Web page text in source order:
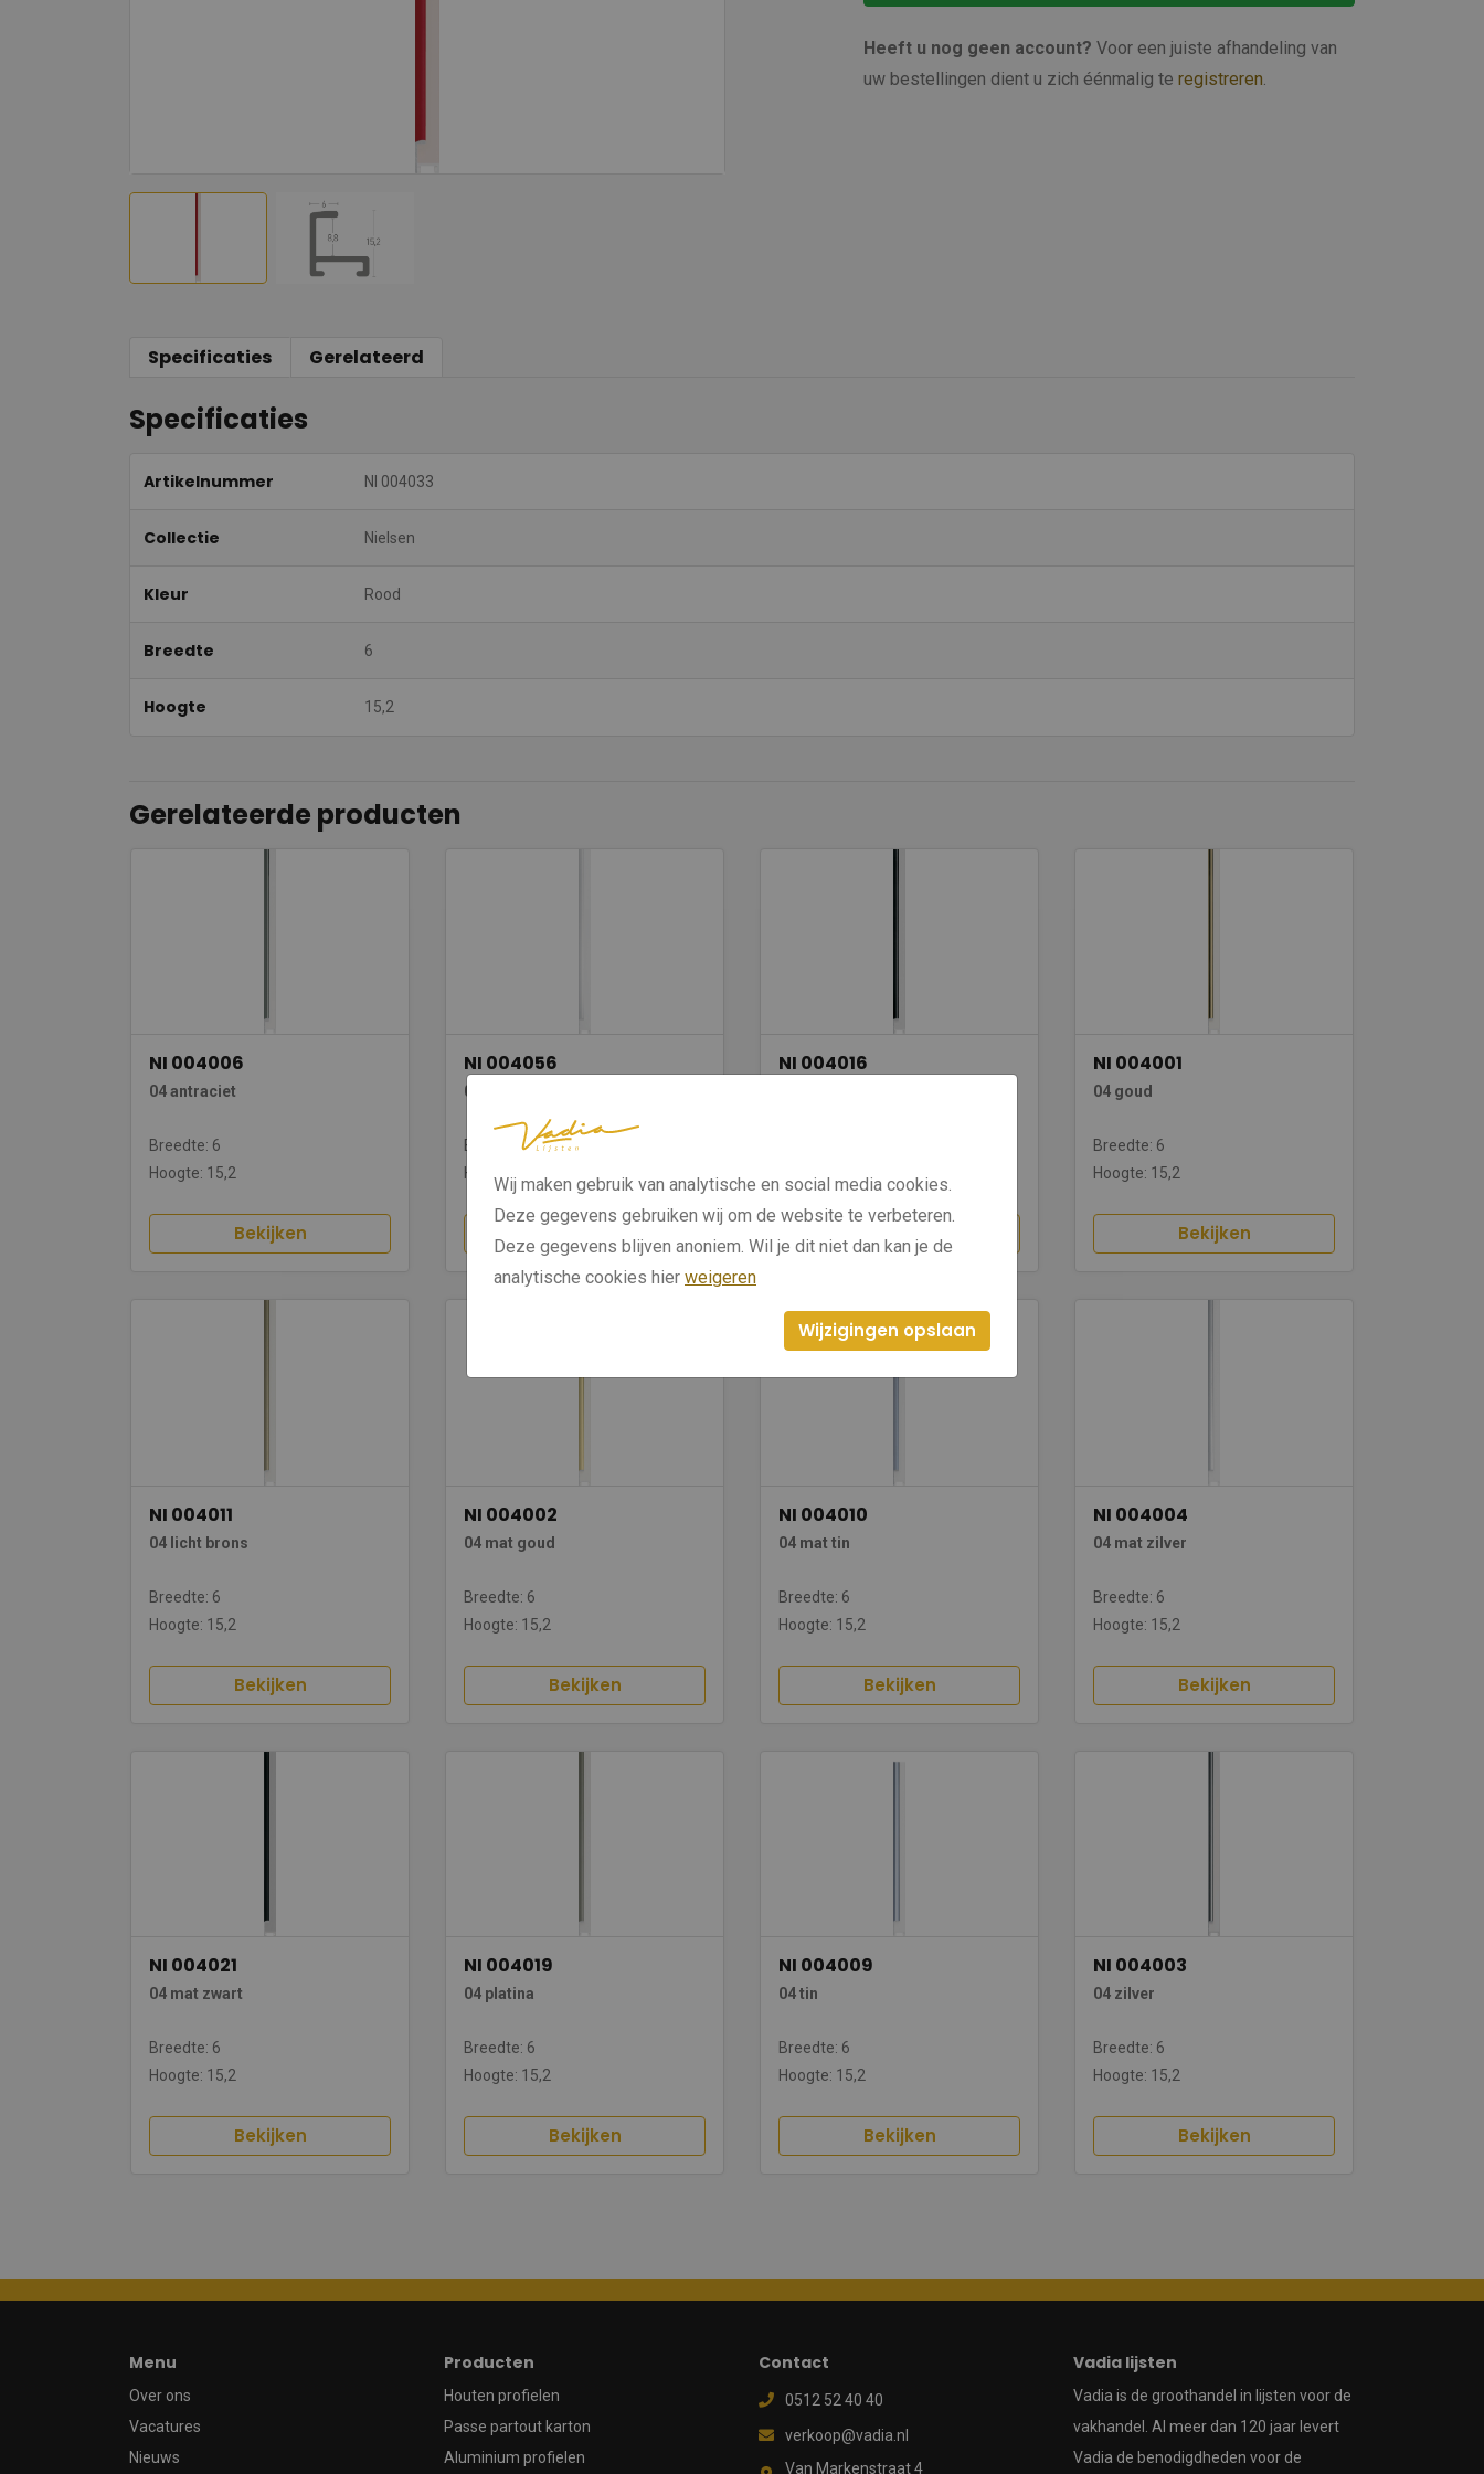
Heeft u nog geen account? Voor een juiste afhandeling van
uw bestellingen dient u zich éénmalig te registreren.
Specificaties Gerelateerd
Specificaties
Artikelnummer NI 004033
Collectie Nielsen
Kleur Rood
Breedte 6
Hoogte 15,2
Gerelateerde producten
NI 004006
04 antraciet
Breedte: 6
Hoogte: 15,2
Bekijken
NI 004056
04 glanzend wit
Breedte: 6
Hoogte: 15,2
NI 004016
Hoogte: 15,2
Bekijken
NI 004001
04 goud
Breedte: 6
Hoogte: 15,2
Bekijken
NI 004011
04 licht brons
Breedte: 6
Hoogte: 15,2
Bekijken
NI 004002
04 mat goud
Breedte: 6
Hoogte: 15,2
Bekijken
NI 004010
04 mat tin
Breedte: 6
Hoogte: 15,2
Bekijken
NI 004004
04 mat zilver
Breedte: 6
Hoogte: 15,2
Bekijken
NI 004021
04 mat zwart
Breedte: 6
Hoogte: 15,2
Bekijken
NI 004019
04 platina
Breedte: 6
Hoogte: 15,2
Bekijken
NI 004009
04 tin
Breedte: 6
Hoogte: 15,2
Bekijken
NI 004003
04 zilver
Breedte: 6
Hoogte: 15,2
Bekijken
Menu
Over ons
Vacatures
Nieuws
Producten
Houten profielen
Passe partout karton
Aluminium profielen
Contact
0512 52 40 40
verkoop@vadia.nl
Van Markenstraat 4
Vadia lijsten
Vadia is de groothandel in lijsten voor de
vakhandel. Al meer dan 120 jaar levert
Vadia de benodigdheden voor de
Wij maken gebruik van analytische en social media cookies.
Deze gegevens gebruiken wij om de website te verbeteren.
Deze gegevens blijven anoniem. Wil je dit niet dan kan je de
analytische cookies hier weigeren
Wijzigingen opslaan